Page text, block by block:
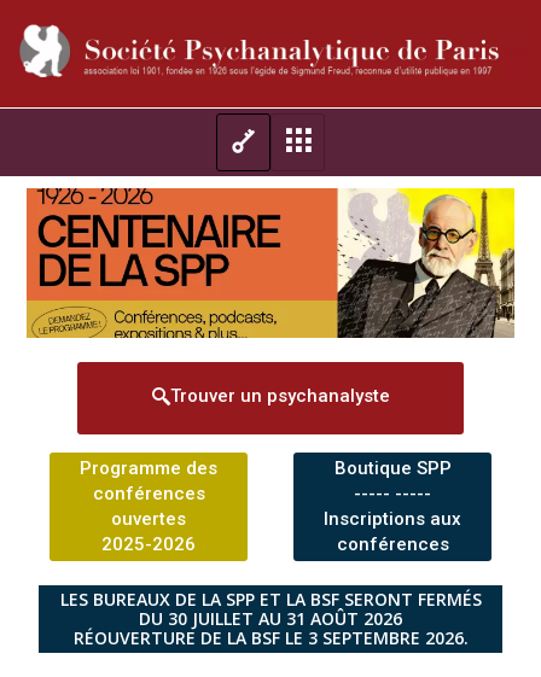
Trouver un psychanalyste
Programme des
conférences
ouvertes
2025-2026
Boutique SPP
----- -----
Inscriptions aux
conférences
LES BUREAUX DE LA SPP ET LA BSF SERONT FERMÉS
DU 30 JUILLET AU 31 AOÛT 2026
RÉOUVERTURE DE LA BSF LE 3 SEPTEMBRE 2026.